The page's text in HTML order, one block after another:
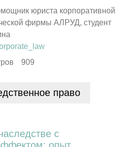
юриста корпоративной
фирмы АЛРУД, студент
909
право
с